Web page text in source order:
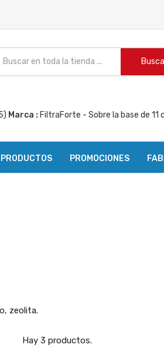
) Marca : FiltraForte - Sobre la base de 11
PROMOCIONES
zeolita.
Hay 3 productos.